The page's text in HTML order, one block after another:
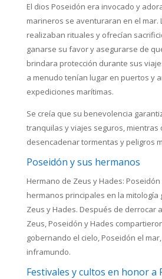
El dios Poseidón era invocado y
marineros se aventuraran en el mar.
realizaban rituales y ofrecían
ganarse su favor y asegurarse de
brindara protección durante sus
a menudo tenían lugar en puertos y
expediciones marítimas.
Se creía que su benevolencia
tranquilas y viajes seguros, mientras
desencadenar tormentas y peligros
Poseidón y sus hermanos
Hermano de Zeus y Hades:
hermanos principales en la mitología
Zeus y Hades. Después de derrocar
Zeus, Poseidón y Hades
gobernando el cielo, Poseidón el
inframundo.
Festivales y cultos en honor a